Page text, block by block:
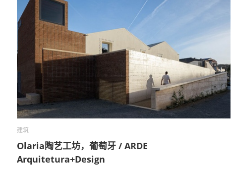
建筑
Olaria陶艺工坊，葡萄牙 / ARDE
Arquitetura+Design